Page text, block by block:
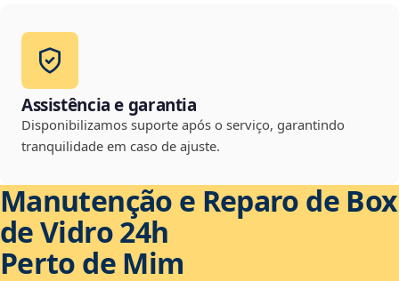
Assistência e garantia
Disponibilizamos suporte após o serviço, garantindo
tranquilidade em caso de ajuste.
Manutenção e Reparo de Box
de Vidro 24h
Perto de Mim